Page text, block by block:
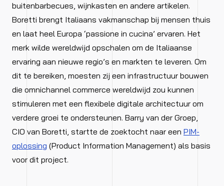
buitenbarbecues, wijnkasten en andere artikelen.
Boretti brengt Italiaans vakmanschap bij mensen thuis
en laat heel Europa ‘passione in cucina’ ervaren. Het
merk wilde wereldwijd opschalen om de Italiaanse
ervaring aan nieuwe regio’s en markten te leveren. Om
dit te bereiken, moesten zij een infrastructuur bouwen
die omnichannel commerce wereldwijd zou kunnen
stimuleren met een flexibele digitale architectuur om
verdere groei te ondersteunen. Barry van der Groep,
CIO van Boretti, startte de zoektocht naar een PIM-
oplossing (Product Information Management) als basis
voor dit project.